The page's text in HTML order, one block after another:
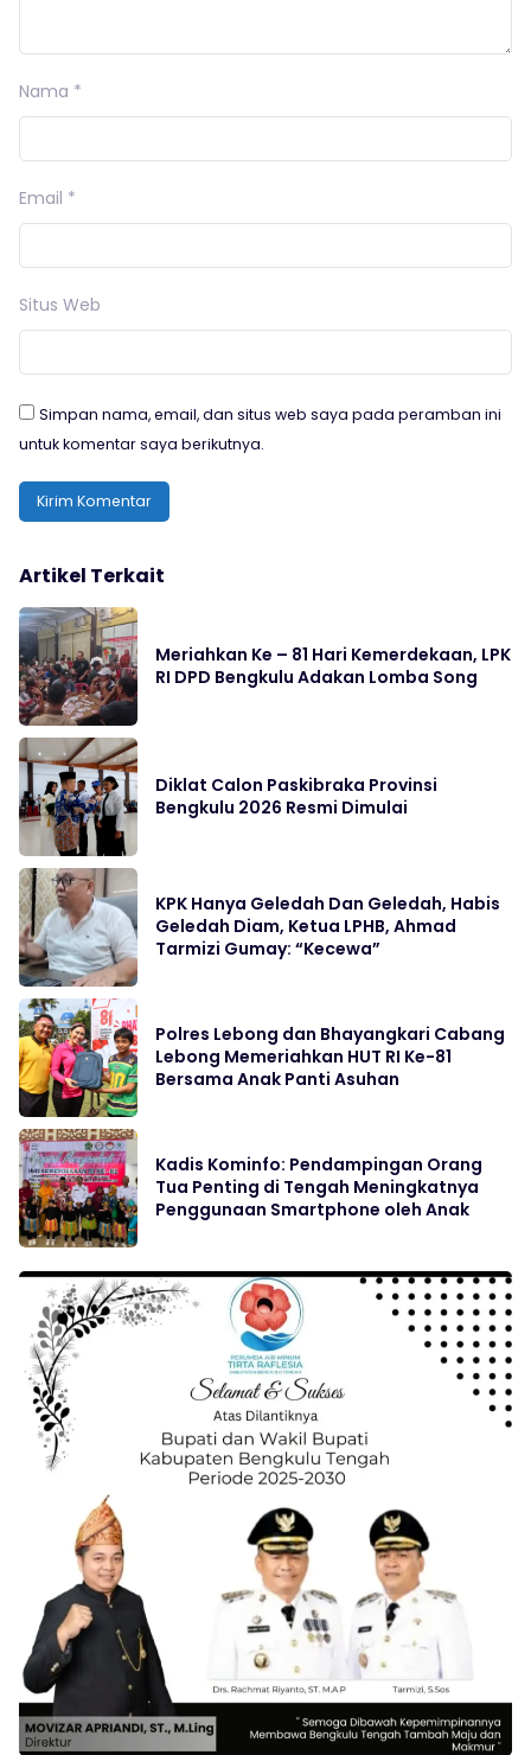
Nama *
Email *
Situs Web
Simpan nama, email, dan situs web saya pada peramban ini
untuk komentar saya berikutnya.
Artikel Terkait
Meriahkan Ke – 81 Hari Kemerdekaan, LPK
RI DPD Bengkulu Adakan Lomba Song
Diklat Calon Paskibraka Provinsi
Bengkulu 2026 Resmi Dimulai
KPK Hanya Geledah Dan Geledah, Habis
Geledah Diam, Ketua LPHB, Ahmad
Tarmizi Gumay: “Kecewa”
Polres Lebong dan Bhayangkari Cabang
Lebong Memeriahkan HUT RI Ke-81
Bersama Anak Panti Asuhan
Kadis Kominfo: Pendampingan Orang
Tua Penting di Tengah Meningkatnya
Penggunaan Smartphone oleh Anak